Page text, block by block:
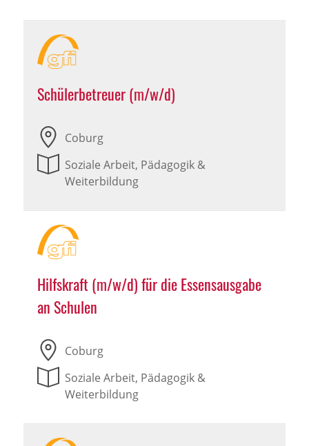
Schülerbetreuer (m/w/d)
Coburg
Soziale Arbeit, Pädagogik &
Weiterbildung
Hilfskraft (m/w/d) für die Essensausgabe
an Schulen
Coburg
Soziale Arbeit, Pädagogik &
Weiterbildung